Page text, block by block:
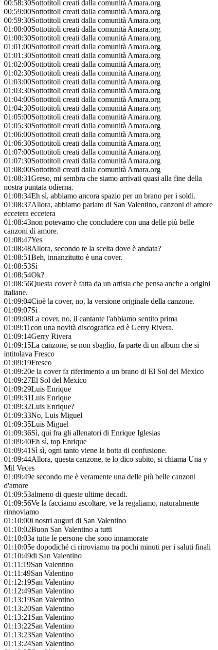
00:58:30Sottotitoli creati dalla comunità Amara.org
00:59:00Sottotitoli creati dalla comunità Amara.org
00:59:30Sottotitoli creati dalla comunità Amara.org
01:00:00Sottotitoli creati dalla comunità Amara.org
01:00:30Sottotitoli creati dalla comunità Amara.org
01:01:00Sottotitoli creati dalla comunità Amara.org
01:01:30Sottotitoli creati dalla comunità Amara.org
01:02:00Sottotitoli creati dalla comunità Amara.org
01:02:30Sottotitoli creati dalla comunità Amara.org
01:03:00Sottotitoli creati dalla comunità Amara.org
01:03:30Sottotitoli creati dalla comunità Amara.org
01:04:00Sottotitoli creati dalla comunità Amara.org
01:04:30Sottotitoli creati dalla comunità Amara.org
01:05:00Sottotitoli creati dalla comunità Amara.org
01:05:30Sottotitoli creati dalla comunità Amara.org
01:06:00Sottotitoli creati dalla comunità Amara.org
01:06:30Sottotitoli creati dalla comunità Amara.org
01:07:00Sottotitoli creati dalla comunità Amara.org
01:07:30Sottotitoli creati dalla comunità Amara.org
01:08:00Sottotitoli creati dalla comunità Amara.org
01:08:31Greso, mi sembra che siamo arrivati quasi alla fine della
nostra puntata odierna.
01:08:34Eh sì, abbiamo ancora spazio per un brano per i soldi.
01:08:37Allora, abbiamo parlato di San Valentino, canzoni di amore
eccetera eccetera
01:08:43non potevamo che concludere con una delle più belle
canzoni di amore.
01:08:47Yes
01:08:48Allora, secondo te la scelta dove è andata?
01:08:51Beh, innanzitutto è una cover.
01:08:53Sì
01:08:54Ok?
01:08:56Questa cover è fatta da un artista che pensa anche a origini
italiane.
01:09:04Cioè la cover, no, la versione originale della canzone.
01:09:07Sì
01:09:08La cover, no, il cantante l'abbiamo sentito prima
01:09:11con una novità discografica ed è Gerry Rivera.
01:09:14Gerry Rivera
01:09:15La canzone, se non sbaglio, fa parte di un album che si
intitolava Fresco
01:09:19Fresco
01:09:20e la cover fa riferimento a un brano di El Sol del Mexico
01:09:27El Sol del Mexico
01:09:29Luis Enrique
01:09:31Luis Enrique
01:09:32Luis Enrique?
01:09:33No, Luis Miguel
01:09:35Luis Miguel
01:09:36Sì, qui fra gli allenatori di Enrique Iglesias
01:09:40Eh sì, top Enrique
01:09:41Sì sì, ogni tanto viene la botta di confusione.
01:09:44Allora, questa canzone, te lo dico subito, si chiama Una y
Mil Veces
01:09:49e secondo me è veramente una delle più belle canzoni
d'amore
01:09:53almeno di queste ultime decadi.
01:09:56Ve la facciamo ascoltare, ve la regaliamo, naturalmente
rinnoviamo
01:10:00i nostri auguri di San Valentino
01:10:02Buon San Valentino a tutti
01:10:03a tutte le persone che sono innamorate
01:10:05e dopodiché ci ritroviamo tra pochi minuti per i saluti finali
01:10:49di San Valentino
01:11:19San Valentino
01:11:49San Valentino
01:12:19San Valentino
01:12:49San Valentino
01:13:19San Valentino
01:13:20San Valentino
01:13:21San Valentino
01:13:22San Valentino
01:13:23San Valentino
01:13:24San Valentino